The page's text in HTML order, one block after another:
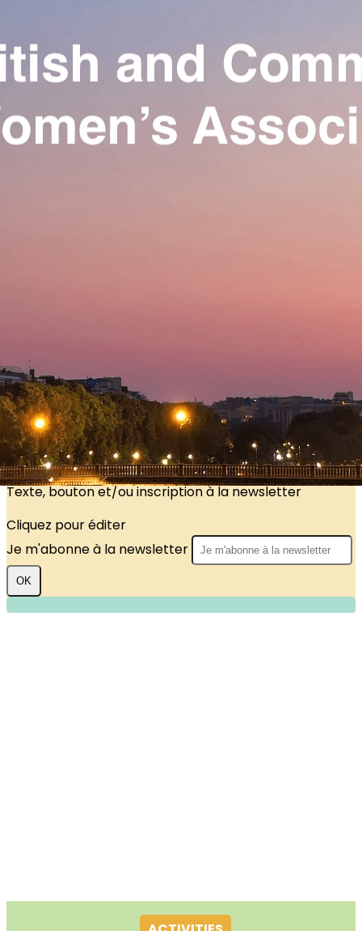
Exporter uniquement les colonnes affichées
Ajoutez un logo, un bouton, des réseaux sociaux
Our Association
Activities
Join us
?>
Images de la page d'accueil
Cliquez pour éditer
Texte, bouton et/ou inscription à la newsletter
Cliquez pour éditer
Je m'abonne à la newsletter
OK